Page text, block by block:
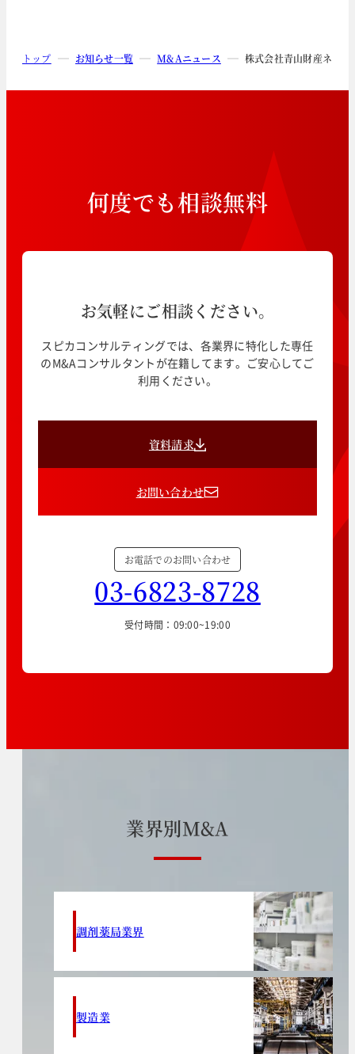
トップ お知らせ一覧 M&Aニュース 株式会社青山財産ネッ
何度でも相談無料
お気軽にご相談ください。
スピカコンサルティングでは、各業界に特化した専任
のM&Aコンサルタントが在籍してます。ご安心してご
利用ください。
資料請求
お問い合わせ
お電話でのお問い合わせ
03-6823-8728
受付時間：09:00~19:00
業界別M&A
調剤薬局業界
製造業